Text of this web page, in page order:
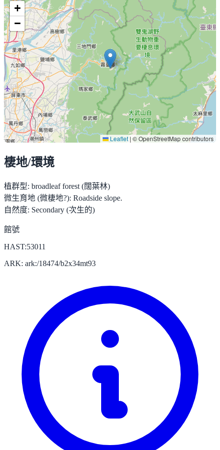
+
−
Leaflet | © OpenStreetMap contributors
棲地/環境
植群型: broadleaf forest (闊葉林)
微生育地 (微棲地?): Roadside slope.
自然度: Secondary (次生的)
館號
HAST:53011
ARK: ark:/18474/b2x34mt93